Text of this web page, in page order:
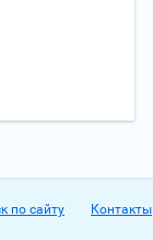
по сайту Контакты